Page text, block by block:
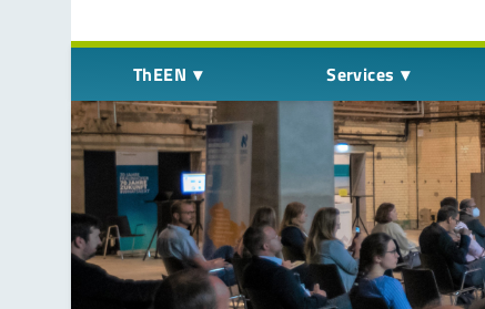
Navigation überspringen
ThEEN Services